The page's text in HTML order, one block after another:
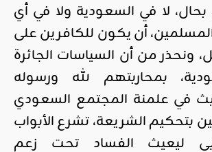
لا في السعودية ولا في أي
أن يكون للكافرين على
ونحذر من أن السياسات الجائرة
بمحاربتهم لله ورسوله
في علمنة المجتمع السعودي
بتحكيم الشريعة، تشرع الأبواب
ليعيث الفساد تحت زعم